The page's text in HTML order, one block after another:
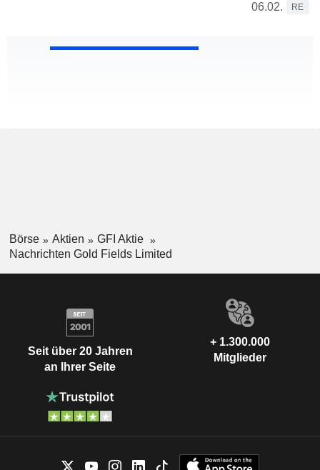
06.02.
RE
Börse Aktien
GFI Aktie
Nachrichten Gold Fields Limited
Seit über 20 Jahren
an Ihrer Seite
+ 1.300.000
Mitglieder